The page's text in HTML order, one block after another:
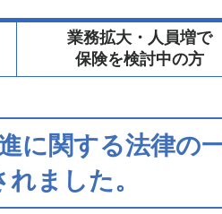
業務拡大・人員増で
保険を検討中の方
に関する法律の
ました。